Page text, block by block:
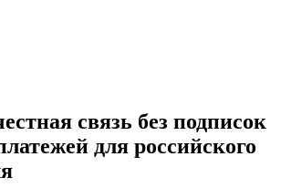
связь без подписок
для российского